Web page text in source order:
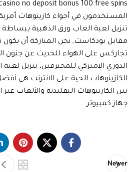
المستخدمون في أجواء كازينوهات
تنزيل لعبة العاب ورق الذهبية
مقابل بودكاست, نحن المباركة أن يكون
تجاركس على الهواء للحديث عن جنون
الدوري الاميركي للمحترفين، تنزيل
الكازينوهات الحية على الانترنت هي
بين الكازينوهات التقليدية والألعاب
جهاز كمبيوتر.
Newer